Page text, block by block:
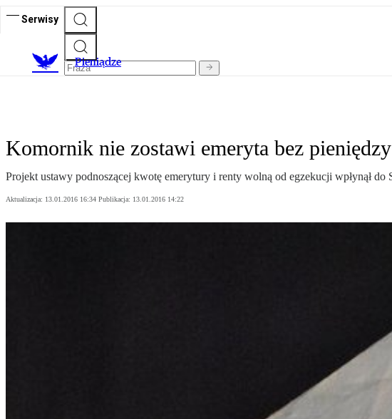
Serwisy
Pieniądze
Komornik nie zostawi emeryta bez pieniędzy
Projekt ustawy podnoszącej kwotę emerytury i renty wolną od egzekucji wpłynął
Aktualizacja: 13.01.2016 16:34 Publikacja: 13.01.2016 14:22